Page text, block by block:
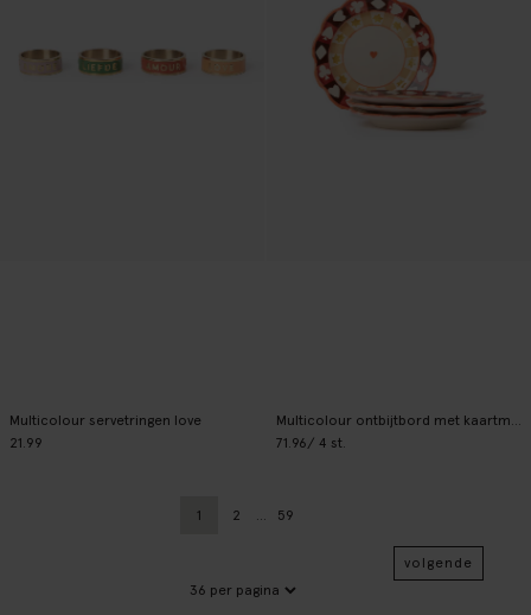
Multicolour servetringen love
21.99
71.96 / 4 st.
Huidige pagina
1
Vorige
2
Pagina
59
volgende